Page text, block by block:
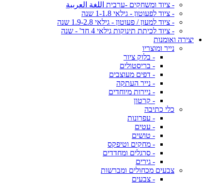
- ציוד ומשחקים -ערבית اللغة العربية
- ציוד לפעוטון - גילאי 1-1.8 שנה
- ציוד למעון / פעוטון - גילאי 1.9-2.8 שנה
- ציוד לכיתת תינוקות גילאי 4 חד' - שנה
יצירה ואומנות
נייר ומוצריו
- בלוק ציור
- בריסטולים
- דפים מעוצבים
- נייר העתקה
- ניירות מיוחדים
- קרטון
כלי כתיבה
- עפרונות
- עטים
- טושים
- מחקים וטיפקס
- סרגלים ומחדדים
- גירים
צבעים מכחולים ומברשות
- צבעים